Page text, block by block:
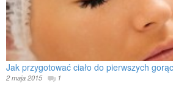
Jak przygotować ciało do pierwszych
2 maja 2015 1